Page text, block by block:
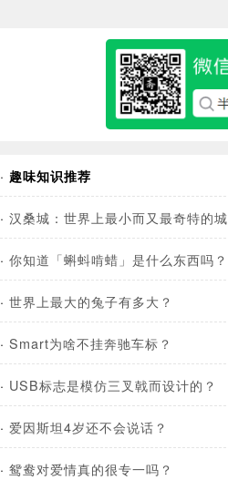
· 趣味知识推荐
· 汉桑城：世界上最小而又最奇特的城
· 你知道「蝌蚪啃蜡」是什么东西吗？
· 世界上最大的兔子有多大？
· Smart为啥不挂奔驰车标？
· USB标志是模仿三叉戟而设计的？
· 爱因斯坦4岁还不会说话？
· 鸳鸯对爱情真的很专一吗？